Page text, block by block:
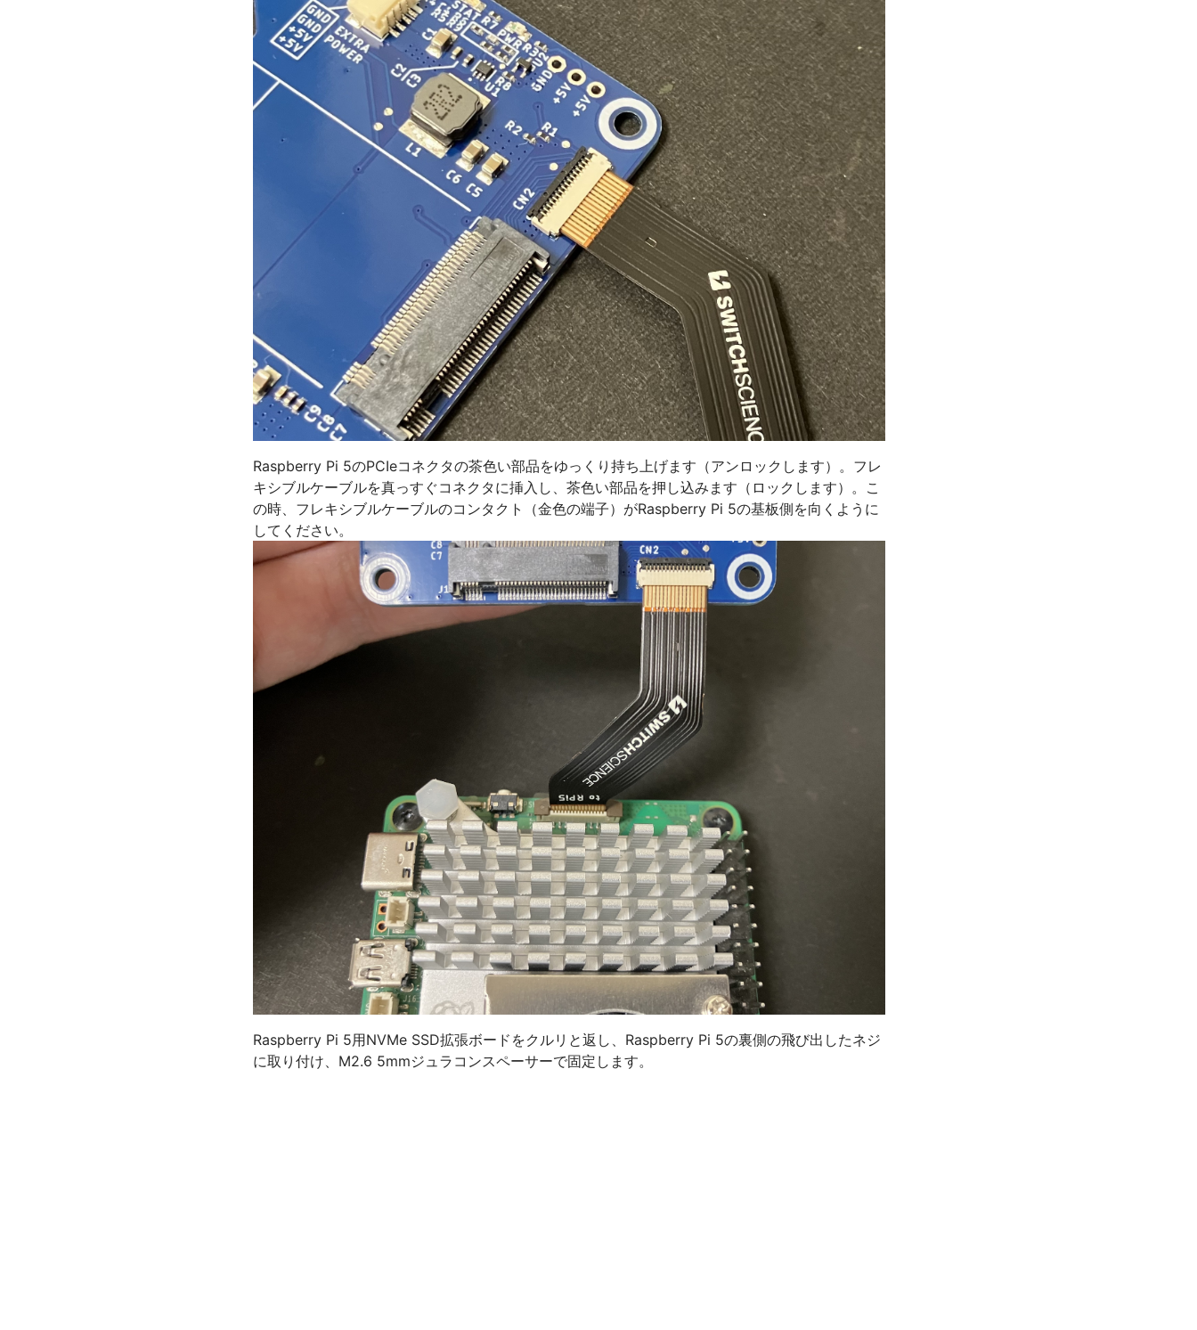
Raspberry Pi 5のPCIeコネクタの茶色い部品をゆっくり持ち上げます（アンロックします）。フレ
キシブルケーブルを真っすぐコネクタに挿入し、茶色い部品を押し込みます（ロックします）。こ
の時、フレキシブルケーブルのコンタクト（金色の端子）がRaspberry Pi 5の基板側を向くように
してください。
Raspberry Pi 5用NVMe SSD拡張ボードをクルリと返し、Raspberry Pi 5の裏側の飛び出したネジ
に取り付け、M2.6 5mmジュラコンスペーサーで固定します。